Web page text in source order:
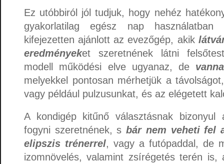
Ez utóbbiról jól tudjuk, hogy nehéz
gyakorlatilag egész nap
kifejezetten ajánlott az evezőgép, akik
eredményeket szeretnének látni
modell működési elve ugyanaz, de
melyekkel pontosan mérhetjük a
vagy például pulzusunkat, és az elégetett
A kondigép kitűnő választásnak
fogyni szeretnének, sbár nem veheti fel
elipszis trénerrel, vagy a futópaddal, de
izomnövelés, valamint zsírégetés terén is,